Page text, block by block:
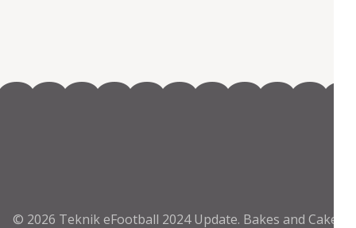
© 2026 Teknik eFootball 2024 Update. Bakes and Cakes